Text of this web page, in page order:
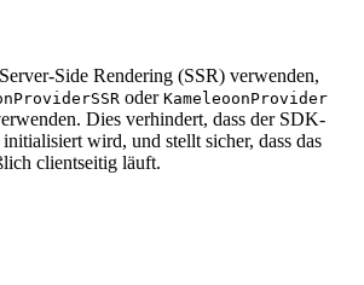
Side Rendering (SSR) verwenden,
oder KameleoonProvider
Dies verhindert, dass der SDK-
wird, und stellt sicher, dass das
clientseitig läuft.